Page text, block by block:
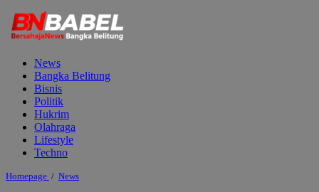
News
Bangka Belitung
Bisnis
Politik
Hukrim
Olahraga
Lifestyle
Techno
Homepage / NewsIlmuwan